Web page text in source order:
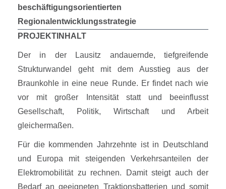
beschäftigungsorientierten
Regionalentwicklungsstrategie
PROJEKTINHALT
Der in der Lausitz andauernde, tiefgreifende
Strukturwandel geht mit dem Ausstieg aus der
Braunkohle in eine neue Runde. Er findet nach wie
vor mit großer Intensität statt und beeinflusst
Gesellschaft, Politik, Wirtschaft und Arbeit
gleichermaßen.
Für die kommenden Jahrzehnte ist in Deutschland
und Europa mit steigenden Verkehrsanteilen der
Elektromobilität zu rechnen. Damit steigt auch der
Bedarf an geeigneten Traktionsbatterien und somit